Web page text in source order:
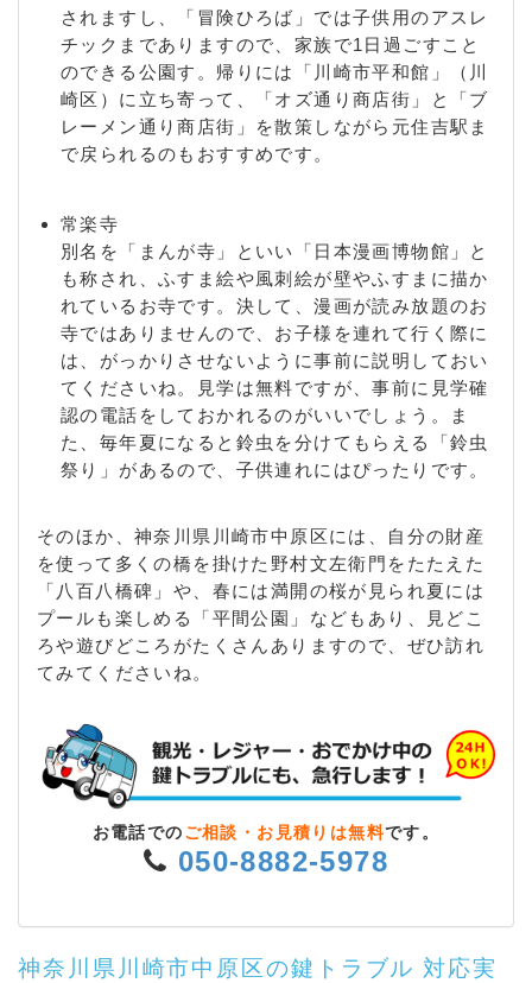
されますし、「冒険ひろば」では子供用のアスレ
チックまでありますので、家族で1日過ごすこと
のできる公園す。帰りには「川崎市平和館」（川
崎区）に立ち寄って、「オズ通り商店街」と「ブ
レーメン通り商店街」を散策しながら元住吉駅ま
で戻られるのもおすすめです。
常楽寺
別名を「まんが寺」といい「日本漫画博物館」と
も称され、ふすま絵や風刺絵が壁やふすまに描か
れているお寺です。決して、漫画が読み放題のお
寺ではありませんので、お子様を連れて行く際に
は、がっかりさせないように事前に説明しておい
てくださいね。見学は無料ですが、事前に見学確
認の電話をしておかれるのがいいでしょう。ま
た、毎年夏になると鈴虫を分けてもらえる「鈴虫
祭り」があるので、子供連れにはぴったりです。
そのほか、神奈川県川崎市中原区には、自分の財産
を使って多くの橋を掛けた野村文左衛門をたたえた
「八百八橋碑」や、春には満開の桜が見られ夏には
プールも楽しめる「平間公園」などもあり、見どこ
ろや遊びどころがたくさんありますので、ぜひ訪れ
てみてくださいね。
お電話での ご相談・お見積りは無料です。
050-8882-5978
神奈川県川崎市中原区の鍵トラブル 対応実